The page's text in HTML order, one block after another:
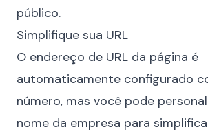
público.
Simplifique sua URL
O endereço de URL da página é
automaticamente configurado
número, mas você pode
nome da empresa para